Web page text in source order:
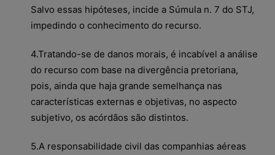
Salvo essas hipóteses, incide a Súmula n. 7 do STJ,
impedindo o conhecimento do recurso.
4.Tratando-se de danos morais, é incabível a análise
do recurso com base na divergência pretoriana,
pois, ainda que haja grande semelhança nas
características externas e objetivas, no aspecto
subjetivo, os acórdãos são distintos.
5.A responsabilidade civil das companhias aéreas